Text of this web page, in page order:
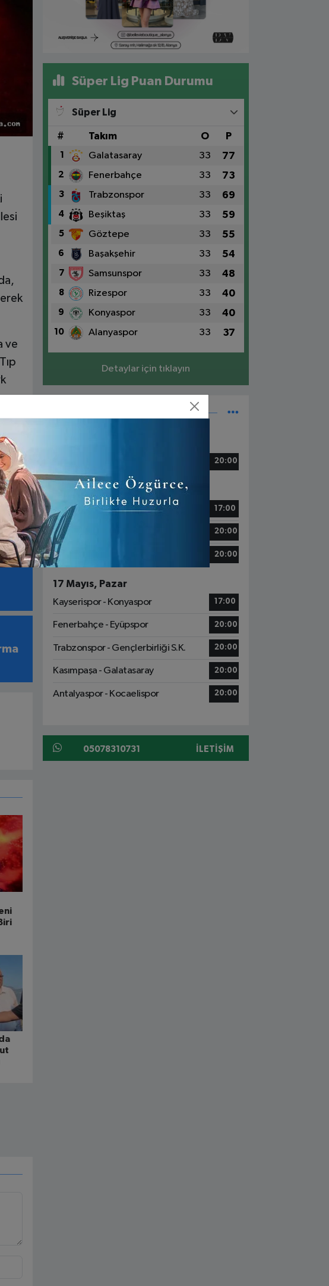
ve
Süper Lig Puan Durumu
Süper Lig
# Takım O P
1 Galatasaray 33 77
2 Fenerbahçe 33 73
3 Trabzonspor 33 69
4 Beşiktaş 33 59
5 Göztepe 33 55
6 Başakşehir 33 54
7 Samsunspor 33 48
8 Rizespor 33 40
9 Konyaspor 33 40
10 Alanyaspor 33 37
Detaylar için tıklayın
20:00
16 Mayıs, Cumartesi
Fatih Karagümrük - Alanyaspor
17:00
Gaziantep FK - Başakşehir 20:00
Samsunspor - Göztepe 20:00
17 Mayıs, Pazar
Kayserispor - Konyaspor
17:00
Fenerbahçe - Eyüpspor 20:00
Trabzonspor - Gençlerbirliği S.K. 20:00
Kasımpaşa - Galatasaray 20:00
Antalyaspor - Kocaelispor 20:00
05078310731 İLETIŞIM